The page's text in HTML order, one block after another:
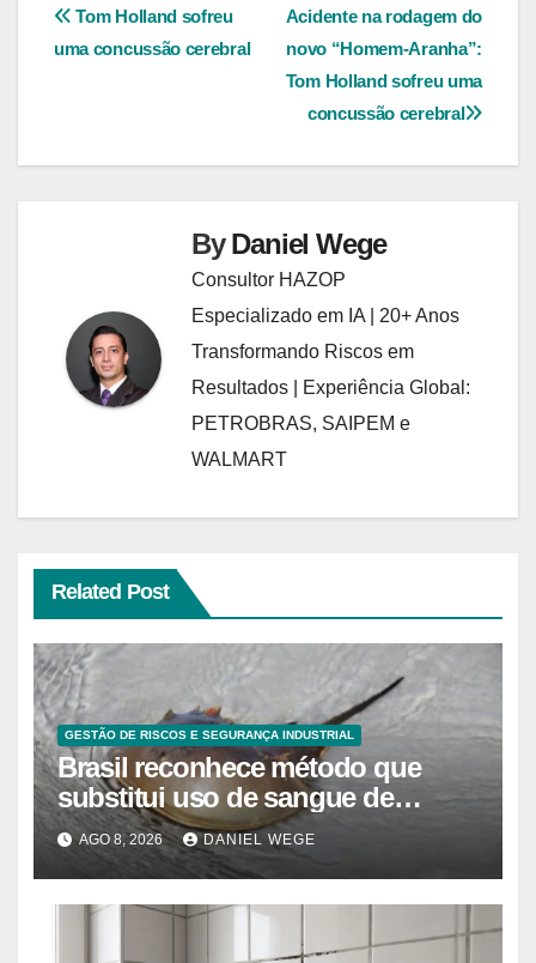
Navegação
Acidente na rodagem do
novo “Homem-Aranha”:
Tom Holland sofreu uma
concussão cerebral
Tom Holland sofreu
uma concussão cerebral
ByDaniel Wege
Consultor HAZOP
Especializado em IA | 20+ Anos
Transformando Riscos em
Resultados | Experiência Global:
PETROBRAS, SAIPEM e
WALMART
Related Post
GESTÃO DE RISCOS E SEGURANÇA INDUSTRIAL
Brasil reconhece método que
substitui uso de sangue de
caranguejo-ferradura em testes
farmacêuticos
AGO 8, 2026 DANIEL WEGE